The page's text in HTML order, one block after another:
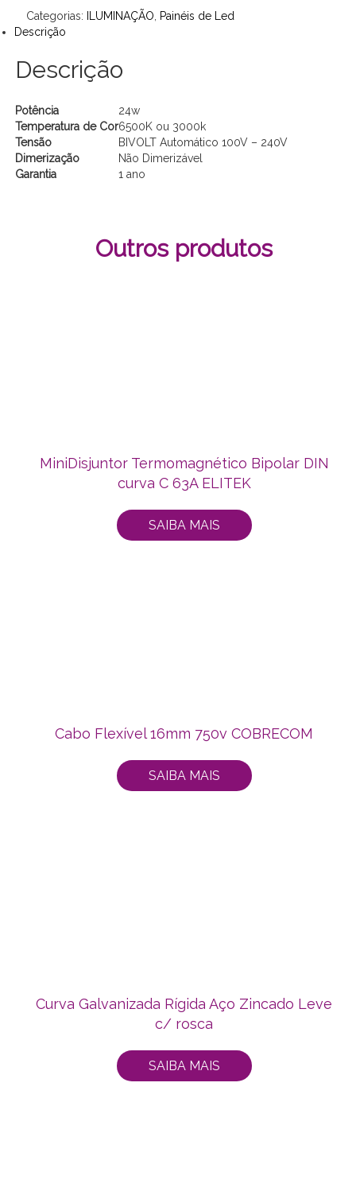
Categorias: ILUMINAÇÃO
Painéis de Led
Descrição
Descrição
Potência
24w
Temperatura de Cor6500K ou 3000k
Tensão
BIVOLT Automático 100V – 240V
Dimerização
Não Dimerizável
Garantia
1 ano
Outros produtos
MiniDisjuntor Termomagnético Bipolar DIN
curva C 63A ELITEK
SAIBA MAIS
Cabo Flexível 16mm 750v COBRECOM
SAIBA MAIS
Curva Galvanizada Rígida Aço Zincado Leve
c/ rosca
SAIBA MAIS